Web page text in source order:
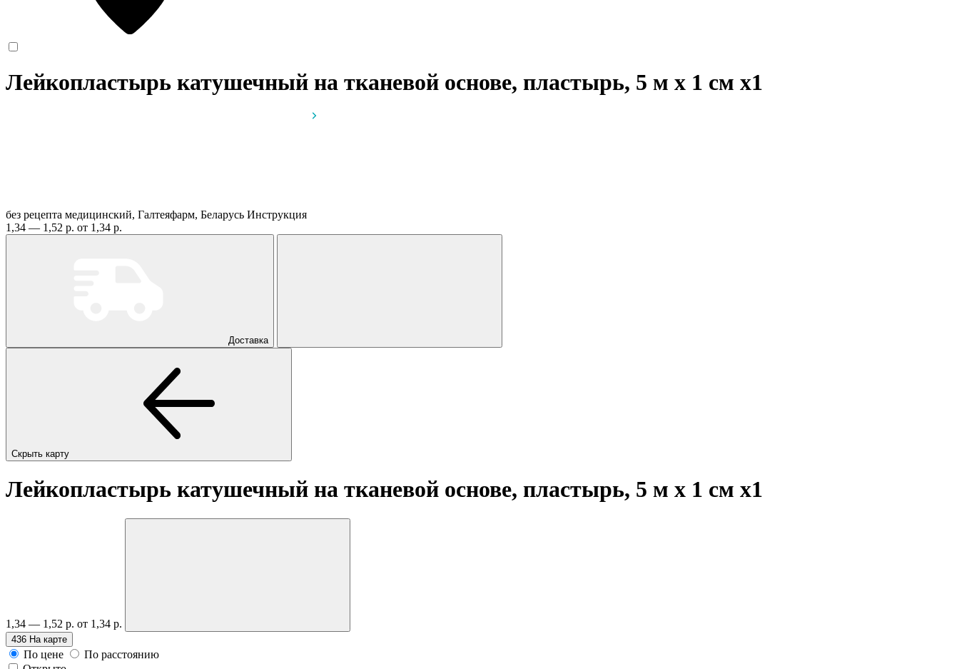
Лейкопластырь катушечный на тканевой основе, пластырь, 5 м х 1 см x1
без рецепта медицинский, Галтеяфарм, Беларусь Инструкция
1,34 — 1,52 р. от 1,34 р.
Доставка
Скрыть карту
Лейкопластырь катушечный на тканевой основе, пластырь, 5 м х 1 см x1
1,34 — 1,52 р. от 1,34 р.
436 На карте
По цене
По расстоянию